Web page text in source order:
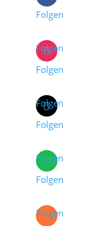
Folgen
Folgen
Folgen
Folgen
Folgen
Folgen
Folgen
Folgen